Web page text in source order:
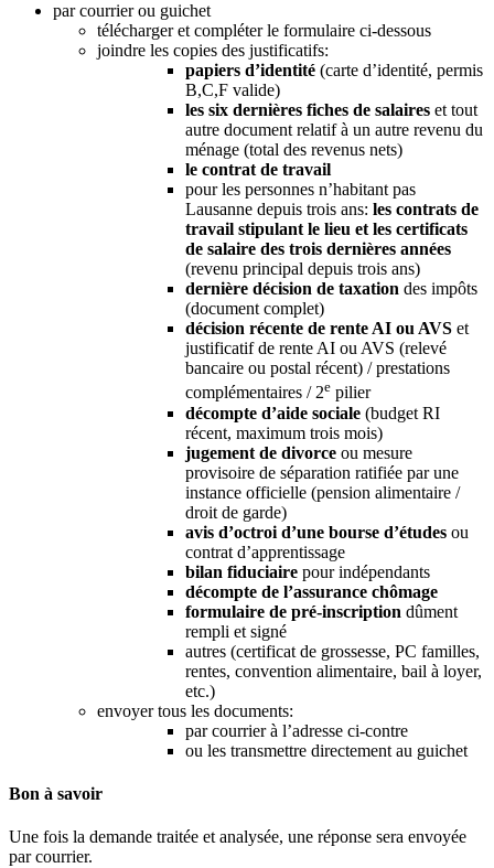
par courrier ou guichet
télécharger et compléter le formulaire ci-dessous
joindre les copies des justificatifs:
papiers d’identité (carte d’identité, permis
B,C,F valide)
les six dernières fiches de salaires et tout
autre document relatif à un autre revenu du
ménage (total des revenus nets)
le contrat de travail
pour les personnes n’habitant pas
Lausanne depuis trois ans: les contrats de
travail stipulant le lieu et les certificats
de salaire des trois dernières années
(revenu principal depuis trois ans)
dernière décision de taxation des impôts
(document complet)
décision récente de rente AI ou AVS et
justificatif de rente AI ou AVS (relevé
bancaire ou postal récent) / prestations
complémentaires / 2e pilier
décompte d’aide sociale (budget RI
récent, maximum trois mois)
jugement de divorce ou mesure
provisoire de séparation ratifiée par une
instance officielle (pension alimentaire /
droit de garde)
avis d’octroi d’une bourse d’études ou
contrat d’apprentissage
bilan fiduciaire pour indépendants
décompte de l’assurance chômage
formulaire de pré-inscription dûment
rempli et signé
autres (certificat de grossesse, PC familles,
rentes, convention alimentaire, bail à loyer,
etc.)
envoyer tous les documents:
par courrier à l’adresse ci-contre
ou les transmettre directement au guichet
Bon à savoir
Une fois la demande traitée et analysée, une réponse sera envoyée
par courrier.